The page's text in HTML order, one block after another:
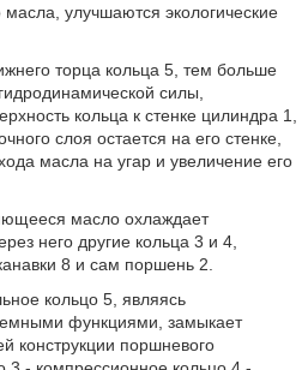
улучшаются экологические
торца кольца 5, тем больше
силы,
кольца к стенке цилиндра 1,
слоя остается на его стенке,
масла на угар и увеличение его
масло охлаждает
него другие кольца 3 и 4,
8 и сам поршень 2.
кольцо 5, являясь
функциями, замыкает
конструкции поршневого